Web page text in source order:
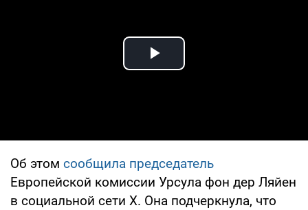
Play Video
Об этом сообщила председатель
Европейской комиссии Урсула фон дер Ляйен
в социальной сети X. Она подчеркнула, что